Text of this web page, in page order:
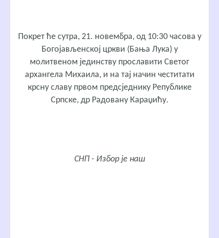
Покрет ће сутра, 21. новембра, од 10:30 часова у
Богојављенској цркви (Бања Лука) у
молитвеном јединству прославити Светог
архангела Михаила, и на тај начин честитати
крсну славу првом предсједнику Републике
Српске, др Радовану Караџићу.
СНП - Избор је наш